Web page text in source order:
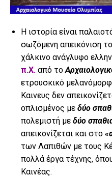
Η ιστορία είναι
σωζόμενη απεικόνιση
χάλκινο ανάγλυφο
π.Χ. από το
ετρουσκικό
Καινευς δεν
οπλισμένος με δύο
πολεμιστή με δύο
απεικονίζεται και στο
των Λαπιθών με τους
πολλά έργα τέχνης,
Καινέας.